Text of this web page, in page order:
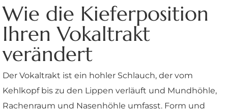
Wie die Kieferposition
Ihren Vokaltrakt
verändert
Der Vokaltrakt ist ein hohler Schlauch, der vom
Kehlkopf bis zu den Lippen verläuft und Mundhöhle,
Rachenraum und Nasenhöhle umfasst. Form und